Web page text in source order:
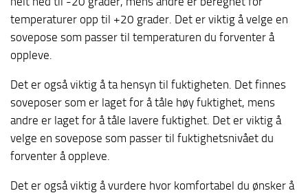
temperaturer opp til +20 grader. Det er viktig å velge en
sovepose som passer til temperaturen du forventer å
oppleve.
Det er også viktig å ta hensyn til fuktigheten. Det finnes
soveposer som er laget for å tåle høy fuktighet, mens
andre er laget for å tåle lavere fuktighet. Det er viktig å
velge en sovepose som passer til fuktighetsnivået du
forventer å oppleve.
Det er også viktig å vurdere hvor komfortabel du ønsker å